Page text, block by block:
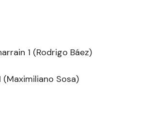
1 (Rodrigo Báez)
(Maximiliano Sosa)